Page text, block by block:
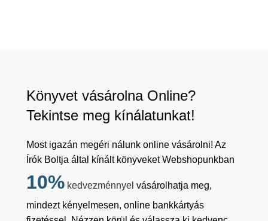
Könyvet vásárolna Online?
Tekintse meg kínálatunkat!
Most igazán megéri nálunk online vásárolni! Az
Írók Boltja által kínált könyveket Webshopunkban
10% kedvezménnyel vásárolhatja meg,
mindezt kényelmesen, online bankkártyás